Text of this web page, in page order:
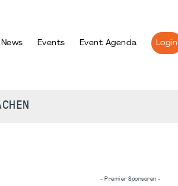
News Events Event Agenda Login
- Premier Sponsoren -